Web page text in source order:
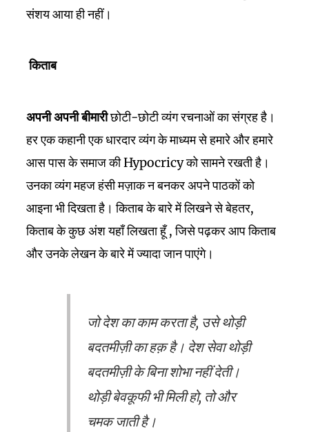
संशय आया ही नहीं।
किताब
अपनी अपनी बीमारीछोटी-छोटी व्यंग रचनाओं का संग्रह है।
हर एक कहानी एक धारदार व्यंग के माध्यम से हमारे और हमारे
आस पास के समाज की Hypocricy को सामने रखती है।
उनका व्यंग महज हंसी मज़ाक न बनकर अपने पाठकों को
आइना भी दिखता है। किताब के बारे में लिखने से बेहतर,
किताब के कुछ अंश यहाँ लिखता हूँ , जिसे पढ़कर आप किताब
और उनके लेखन के बारे में ज्यादा जान पाएंगे।
जो देश का काम करता है, उसे थोड़ी
बदतमीज़ी का हक़ है। देश सेवा थोड़ी
बदतमीज़ी के बिना शोभा नहीं देती।
थोड़ी बेवकूफी भी मिली हो, तो और
चमक जाती है।